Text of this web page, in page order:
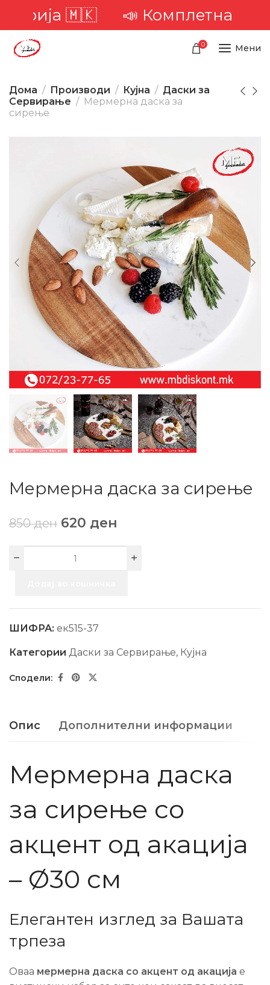
🇲🇰📣 Комплетна
0 Мени
Дома Производи Кујна
Даски за
Сервирање
Мермерна даска за
сирење
Мермерна даска за сирење
850ден 620 ден
ШИФРА: ек515-37
Категории Даски за Сервирање, Кујна
Опис Дополнителни информации
Мермерна даска
за сирење со
акцент од акација
– Ø30 см
Елегантен изглед за Вашата
трпеза
Оваа мермерна даска со акцент од акација е